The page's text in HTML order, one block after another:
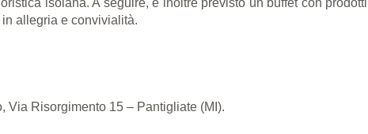
isolana. A seguire, è inoltre previsto un buffet con prodotti
allegria e convivialità.
Via Risorgimento 15 – Pantigliate (MI).